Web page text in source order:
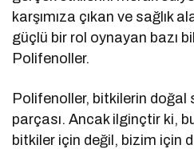
karşımıza çıkan ve sağlık
güçlü bir rol oynayan bazı
Polifenoller.
Polifenoller, bitkilerin
parçası. Ancak ilginçtir ki,
bitkiler için değil, bizim için